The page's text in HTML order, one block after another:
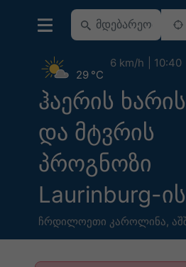
ჰაერის
და მტვრის
პროგნოზი
Laurinburg-
ჩრდილოეთი კაროლინა,
29 °C
6 km/h 10:40